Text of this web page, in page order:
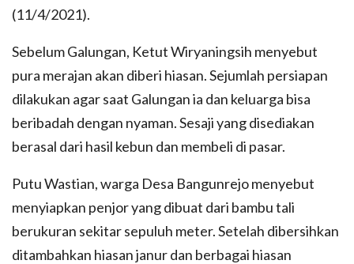
(11/4/2021).
Sebelum Galungan, Ketut Wiryaningsih menyebut
pura merajan akan diberi hiasan. Sejumlah persiapan
dilakukan agar saat Galungan ia dan keluarga bisa
beribadah dengan nyaman. Sesaji yang disediakan
berasal dari hasil kebun dan membeli di pasar.
Putu Wastian, warga Desa Bangunrejo menyebut
menyiapkan penjor yang dibuat dari bambu tali
berukuran sekitar sepuluh meter. Setelah dibersihkan
ditambahkan hiasan janur dan berbagai hiasan